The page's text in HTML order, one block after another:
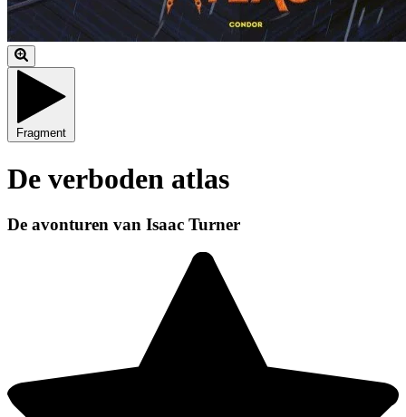
Fragment
De verboden atlas
De avonturen van Isaac Turner